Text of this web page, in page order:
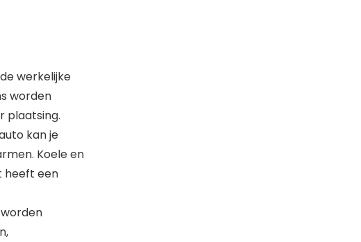
werkelijke
worden
plaatsing.
kan je
Koele en
heeft een